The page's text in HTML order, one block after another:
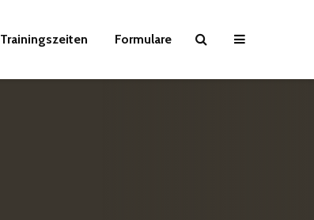
Trainingszeiten Formulare